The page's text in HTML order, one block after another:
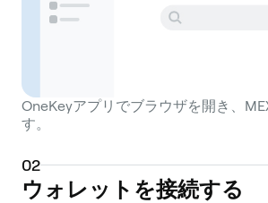
OneKeyアプリでブラウザを開き、
す。
02
ウォレットを接続する